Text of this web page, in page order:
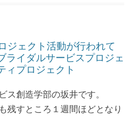
ジェクト活動が行われて
イダルサービスプロジェ
プロジェクト
ス創造学部の坂井です。
残すところ１週間ほどとなり